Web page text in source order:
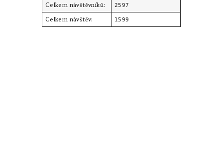
Celkem návštěvníků: 2597
Celkem návštěv: 1599